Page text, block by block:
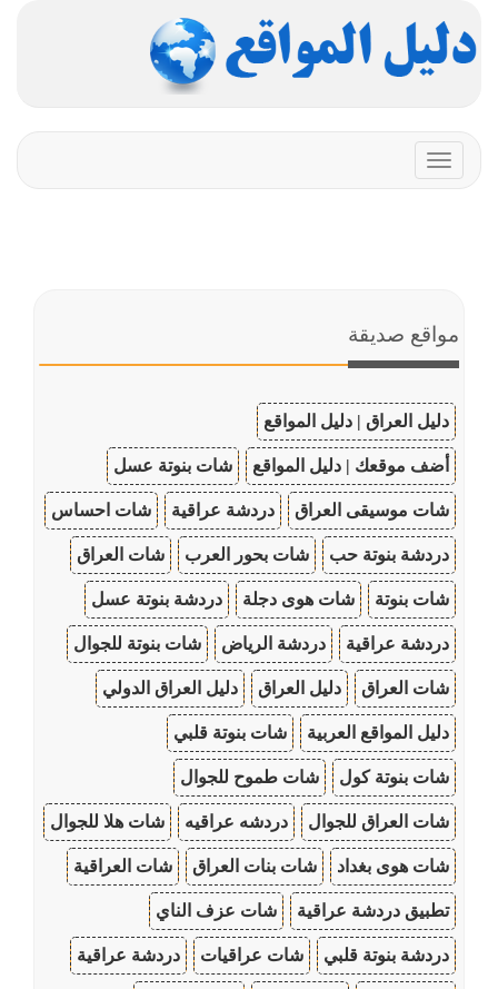
Toggle
navigation
مواقع صديقة
دليل العراق | دليل المواقع
أضف موقعك | دليل المواقع شات بنوتة عسل
شات موسيقى العراق دردشة عراقية شات احساس
دردشة بنوتة حب شات بحور العرب شات العراق
شات بنوتة شات هوى دجلة دردشة بنوتة عسل
دردشة عراقية دردشة الرياض شات بنوتة للجوال
شات العراق دليل العراق دليل العراق الدولي
دليل المواقع العربية شات بنوتة قلبي
شات بنوتة كول شات طموح للجوال
شات العراق للجوال دردشه عراقيه شات هلا للجوال
شات هوى بغداد شات بنات العراق شات العراقية
تطبيق دردشة عراقية شات عزف الناي
دردشة بنوتة قلبي شات عراقيات دردشة عراقية